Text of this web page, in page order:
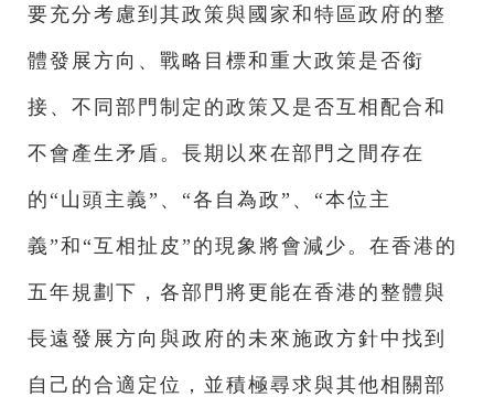
要充分考慮到其政策與國家和特區政府的整
體發展方向、戰略目標和重大政策是否銜
接、不同部門制定的政策又是否互相配合和
不會產生矛盾。長期以來在部門之間存在
的“山頭主義”、“各自為政”、“本位主
義”和“互相扯皮”的現象將會減少。在香港的
五年規劃下，各部門將更能在香港的整體與
長遠發展方向與政府的未來施政方針中找到
自己的合適定位，並積極尋求與其他相關部